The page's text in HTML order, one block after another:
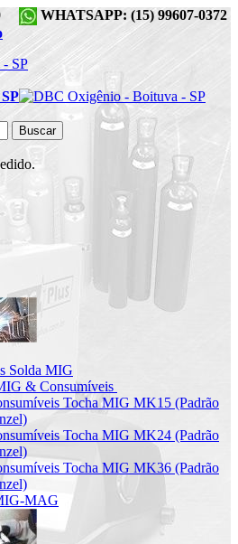
WHATSAPP: (15) 99607-0372
Buscar
Solda MIG
& Consumíveis
Tocha MIG MK15 (Padrão
Tocha MIG MK24 (Padrão
Tocha MIG MK36 (Padrão
MAG